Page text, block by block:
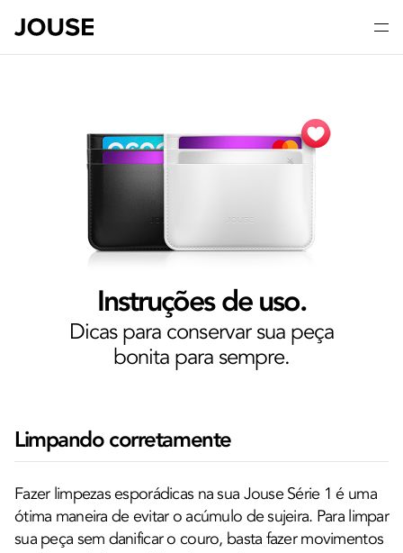
Instruções de uso.
Dicas para conservar sua peça
bonita para sempre.
Limpando corretamente
Fazer limpezas esporádicas na sua Jouse Série 1 é uma
ótima maneira de evitar o acúmulo de sujeira. Para limpar
sua peça sem danificar o couro, basta fazer movimentos